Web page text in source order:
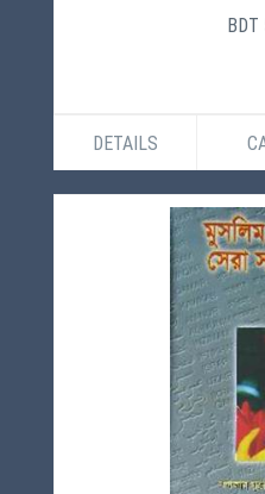
BDT
DETAILS